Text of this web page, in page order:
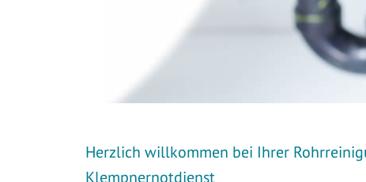
Herzlich willkommen bei Ihrer
Klempnernotdienst